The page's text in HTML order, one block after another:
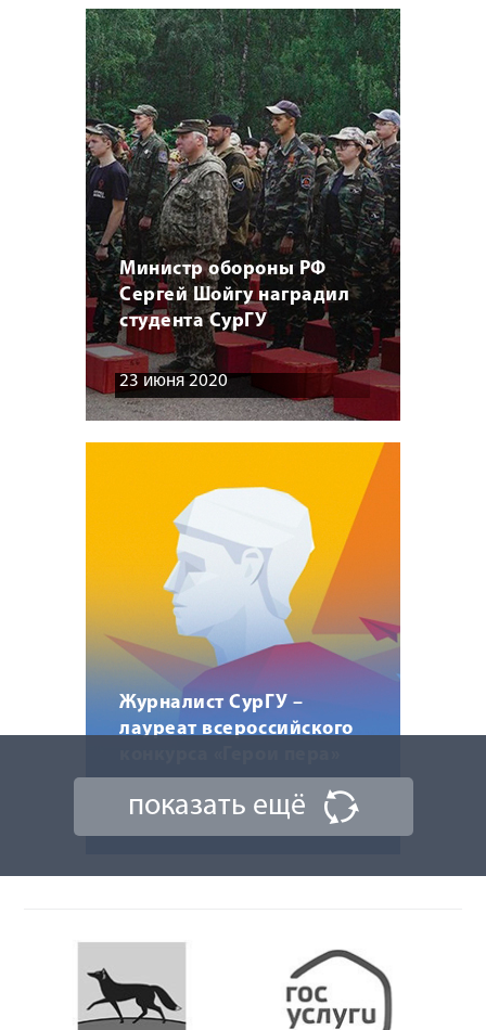
Министр обороны РФ
Сергей Шойгу наградил
студента СурГУ
23 июня 2020
Журналист СурГУ –
лауреат всероссийского
19 июня 2020
показать ещё